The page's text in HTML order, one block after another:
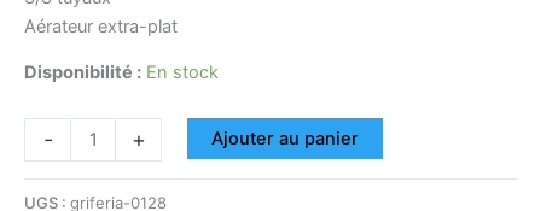
Aérateur extra-plat
Disponibilité : En stock
- + Ajouter au panier
UGS : griferia-0128